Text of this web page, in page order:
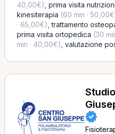
40,00€) prima visita
kinesiterapia (60 min ·
· 65,00€) ,trattamento
prima visita ortopedica (30
min · 40,00€) valutazione